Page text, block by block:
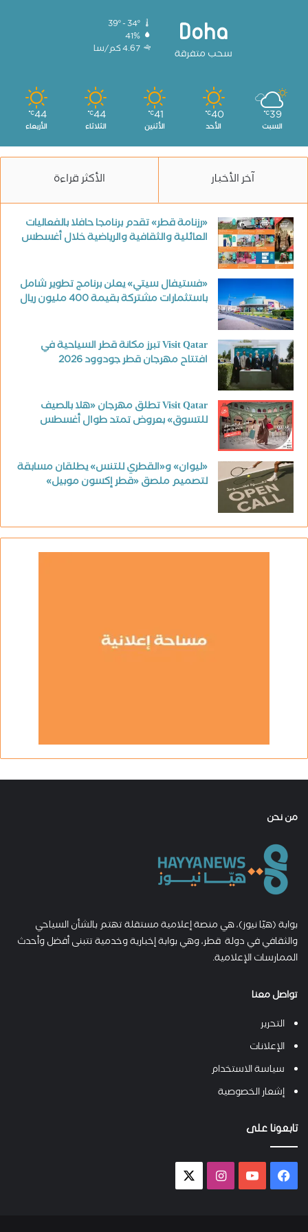
Doha
سحب متفرقة
41%
4.67 كم/سا
39
℃
السبت
40
℃
الأحد
41
℃
الأثنين
44
℃
الثلاثاء
44
℃
الأربعاء
آخر الأخبار الأكثر قراءة
«رزنامة قطر» تقدم برنامجا حافلا بالفعاليات
العائلية والثقافية والرياضية خلال أغسطس
«فستيفال سيتي» يعلن برنامج تطوير شامل
باستثمارات مشتركة بقيمة 400 مليون ريال
Visit Qatar تبرز مكانة قطر السياحية في
افتتاح مهرجان قطر جودوود 2026
Visit Qatar تطلق مهرجان «هلا بالصيف
للتسوق» بعروض تمتد طوال أغسطس
«ليوان» و«القطري للتنس» يطلقان مسابقة
لتصميم ملصق «قطر إكسون موبيل»
من نحن
بوابة (هيّا نيوز)، هي منصة إعلامية مستقلة تهتم بالشأن السياحي
والثقافي في دولة قطر، وهي بوابة إخبارية وخدمية تتبنى أفضل وأحدث
الممارسات الإعلامية.
تواصل معنا
التحرير
الإعلانات
سياسة الاستخدام
إشعار الخصوصية
تابعونا على
فيسبوك يوتيوب انستقرام